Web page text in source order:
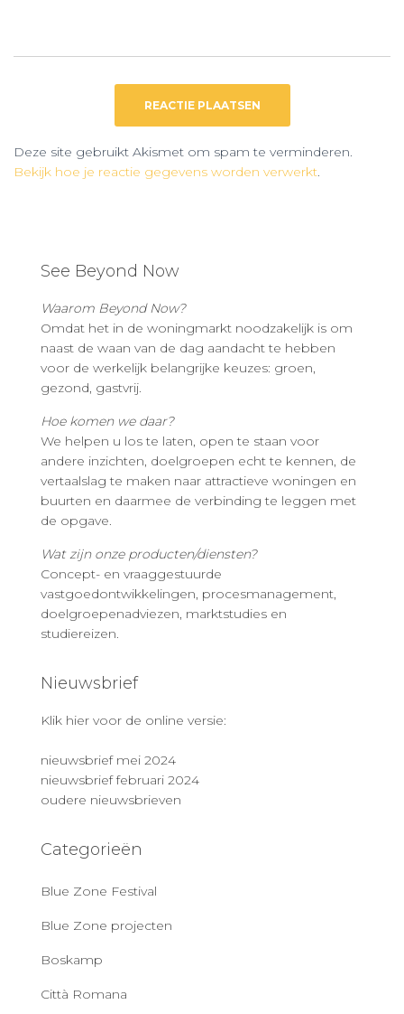
Deze site gebruikt Akismet om spam te verminderen.
Bekijk hoe je reactie gegevens worden verwerkt.
See Beyond Now
Waarom Beyond Now?
Omdat het in de woningmarkt noodzakelijk is om
naast de waan van de dag aandacht te hebben
voor de werkelijk belangrijke keuzes: groen,
gezond, gastvrij.
Hoe komen we daar?
We helpen u los te laten, open te staan voor
andere inzichten, doelgroepen echt te kennen, de
vertaalslag te maken naar attractieve woningen en
buurten en daarmee de verbinding te leggen met
de opgave.
Wat zijn onze producten/diensten?
Concept- en vraaggestuurde
vastgoedontwikkelingen, procesmanagement,
doelgroepenadviezen, marktstudies en
studiereizen.
Nieuwsbrief
Klik hier voor de online versie:
nieuwsbrief mei 2024
nieuwsbrief februari 2024
oudere nieuwsbrieven
Categorieën
Blue Zone Festival
Blue Zone projecten
Boskamp
Città Romana